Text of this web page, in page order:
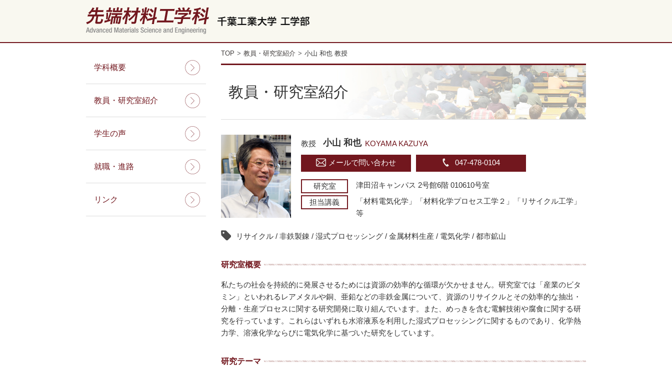
学科概要
教員・研究室紹介
学生の声
就職・進路
リンク
TOP 教員・研究室紹介 小山 和也 教授
教員・研究室紹介
教授 小山 和也 KOYAMA KAZUYA
メールで問い合わせ 047-478-0104
研究室
津田沼キャンパス 2号館6階 010610号室
担当講義
「材料電気化学」「材料化学プロセス工学２」「リサイクル工学」
等
リサイクル / 非鉄製錬 / 湿式プロセッシング / 金属材料生産 / 電気化学 / 都市鉱山
研究室概要
私たちの社会を持続的に発展させるためには資源の効率的な循環が欠かせません。研究室では「産業のビタ
ミン」といわれるレアメタルや銅、亜鉛などの非鉄金属について、資源のリサイクルとその効率的な抽出・
分離・生産プロセスに関する研究開発に取り組んでいます。また、めっきを含む電解技術や腐食に関する研
究を行っています。これらはいずれも水溶液系を利用した湿式プロセッシングに関するものであり、化学熱
力学、溶液化学ならびに電気化学に基づいた研究をしています。
研究テーマ